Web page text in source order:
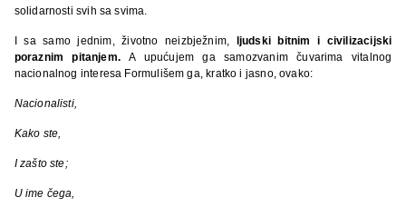
solidarnosti svih sa svima.
I sa samo jednim, životno neizbježnim, ljudski bitnim i civilizacijski
poraznim pitanjem. A upućujem ga samozvanim čuvarima vitalnog
nacionalnog interesa Formulišem ga, kratko i jasno, ovako:
Nacionalisti,
Kako ste,
I zašto ste;
U ime čega,